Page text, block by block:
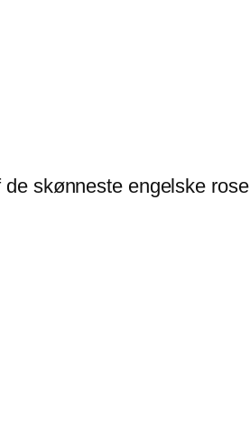
skønneste engelske